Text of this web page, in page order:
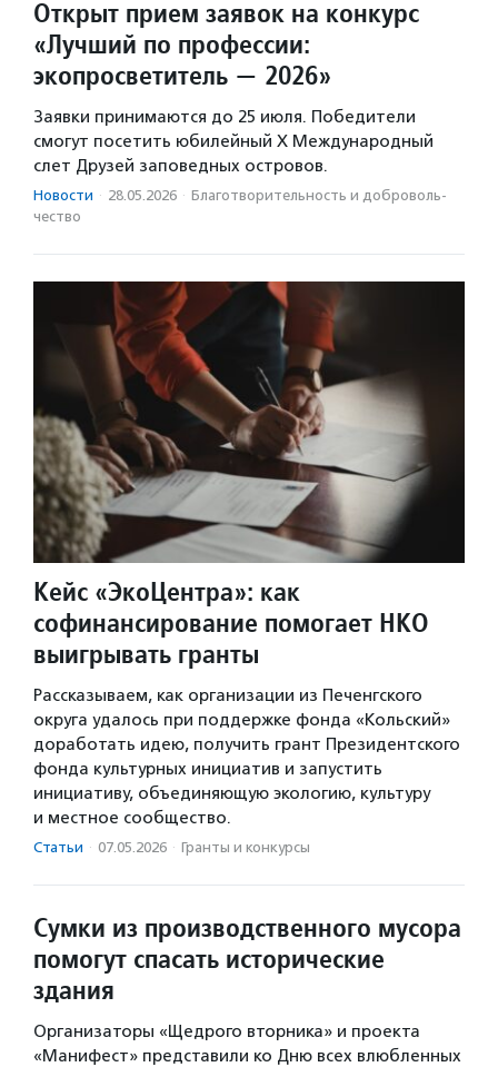
Открыт прием заявок на конкурс
«Лучший по профессии:
экопросветитель — 2026»
Заявки принимаются до 25 июля. Победители
смогут посетить юбилейный X Международный
слет Друзей заповедных островов.
Новости · 28.05.2026 · Благотвори­тель­ность и доброволь­
чест­во
Кейс «ЭкоЦентра»: как
софинансирование помогает НКО
выигрывать гранты
Рассказываем, как организации из Печенгского
округа удалось при поддержке фонда «Кольский»
доработать идею, получить грант Президентского
фонда культурных инициатив и запустить
инициативу, объединяющую экологию, культуру
и местное сообщество.
Статьи · 07.05.2026 · Гранты и конкурсы
Сумки из производственного мусора
помогут спасать исторические
здания
Организаторы «Щедрого вторника» и проекта
«Манифест» представили ко Дню всех влюбленных